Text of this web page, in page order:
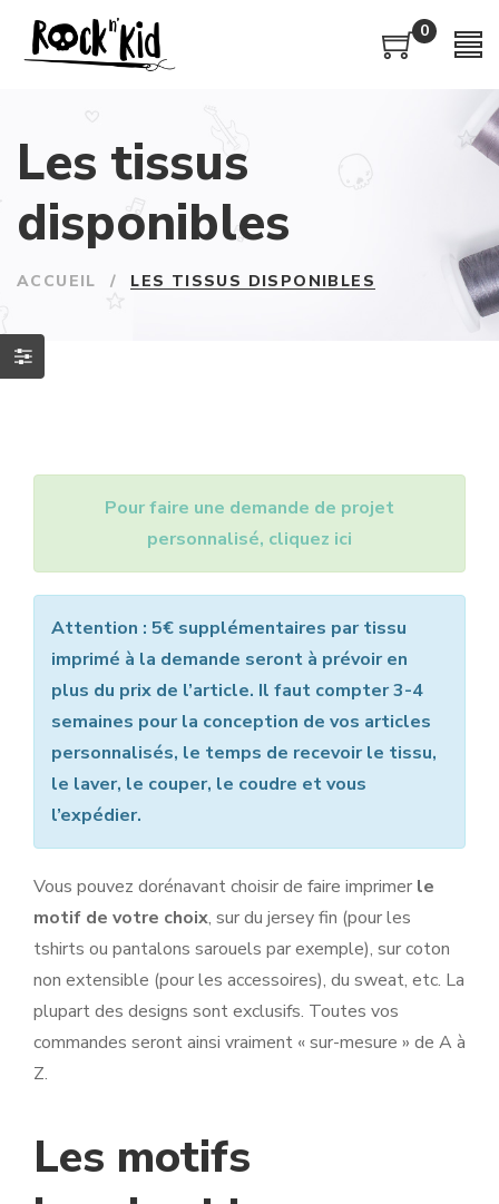
0
Les tissus
disponibles
ACCUEIL / LES TISSUS DISPONIBLES
Pour faire une demande de projet
personnalisé, cliquez ici
Attention : 5€ supplémentaires par tissu
imprimé à la demande seront à prévoir en
plus du prix de l’article. Il faut compter 3-4
semaines pour la conception de vos articles
personnalisés, le temps de recevoir le tissu,
le laver, le couper, le coudre et vous
l’expédier.
Vous pouvez dorénavant choisir de faire imprimer le
motif de votre choix, sur du jersey fin (pour les
tshirts ou pantalons sarouels par exemple), sur coton
non extensible (pour les accessoires), du sweat, etc. La
plupart des designs sont exclusifs. Toutes vos
commandes seront ainsi vraiment « sur-mesure » de A à
Z.
Les motifs